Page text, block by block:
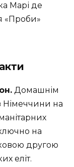
Марі де
«Проби»
Домашнім
Німеччини на
на
другою
еліт.